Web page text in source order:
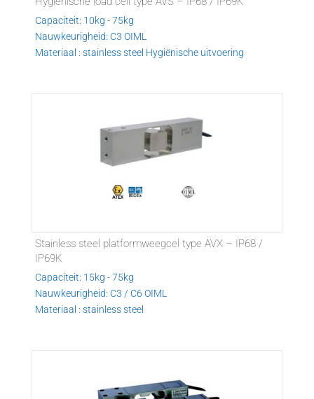
Capaciteit: 10kg - 75kg
Nauwkeurigheid: C3 OIML
Materiaal : stainless steel Hygiënische uitvoering
Stainless steel platformweegcel type AVX – IP68 /
IP69K
Capaciteit: 15kg - 75kg
Nauwkeurigheid: C3 / C6 OIML
Materiaal : stainless steel